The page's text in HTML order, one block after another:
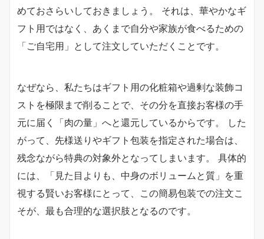
めておさらいしておきましょう。 それは、華やかなギ
フト用ではなく、あくまで自分や家族が食べるための
「ご自宅用」として注文していただくことです。
なぜなら、私たちはギフト用の化粧箱や過剰な装飾コ
ストを極限まで削ることで、その分を直接お客様の手
元に届く「肉の量」へと還元しているからです。 した
がって、先様送りやギフト包装を指定された場合は、
残念ながら特典の対象外となってしまいます。 具体的
には、「見た目よりも、中身のボリュームと質」を重
視する賢いお客様にとって、この簡易包装での注文こ
そが、最も合理的な選択肢となるのです。